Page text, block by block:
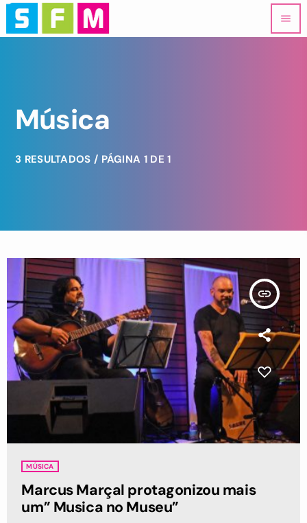
menu
Música
3 RESULTADOS / PÁGINA 1 DE 1
insert_link
MÚSICA
Marcus Marçal protagonizou mais
um” Musica no Museu”